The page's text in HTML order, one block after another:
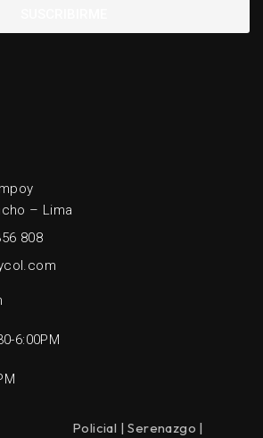
Campoy
– Lima
808
6:00PM
Policial | Serenazgo |